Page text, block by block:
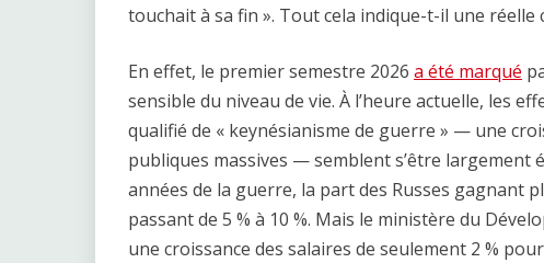
touchait à sa fin ». Tout cela indique-t-il une réelle
En effet, le premier semestre 2026 a été marqué
sensible du niveau de vie. À l’heure actuelle, les
qualifié de « keynésianisme de guerre » — une
publiques massives — semblent s’être largement
années de la guerre, la part des Russes gagnant
passant de 5 % à 10 %. Mais le ministère du
une croissance des salaires de seulement 2 %